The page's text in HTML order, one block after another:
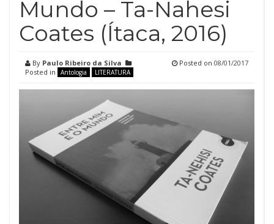
Mundo – Ta-Nahesi
Coates (Ítaca, 2016)
By Paulo Ribeiro da Silva
Posted in
Antologia LITERATURA
Posted on 08/01/2017